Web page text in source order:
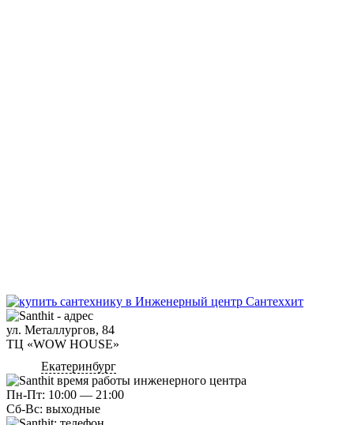
ул. Металлургов, 84
ТЦ «WOW HOUSE»
Екатеринбург
Пн-Пт: 10:00 — 21:00
Сб-Вс: выходные